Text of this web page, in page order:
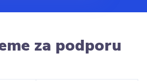
za podporu